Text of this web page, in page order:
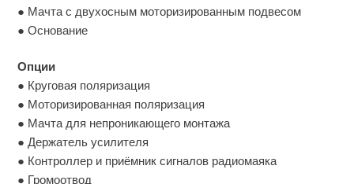
● Мачта с двухосным моторизированным подвесом
● Основание
Опции
● Круговая поляризация
● Моторизированная поляризация
● Мачта для непроникающего монтажа
● Держатель усилителя
● Контроллер и приёмник сигналов радиомаяка
● Громоотвод